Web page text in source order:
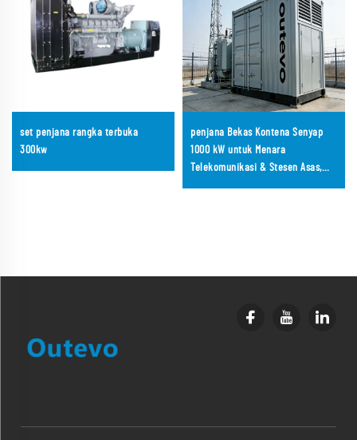
set penjana rangka terbuka
300kw
penjana Bekas Kontena Senyap
1000 kW untuk Menara
Telekomunikasi & Stesen Asas,